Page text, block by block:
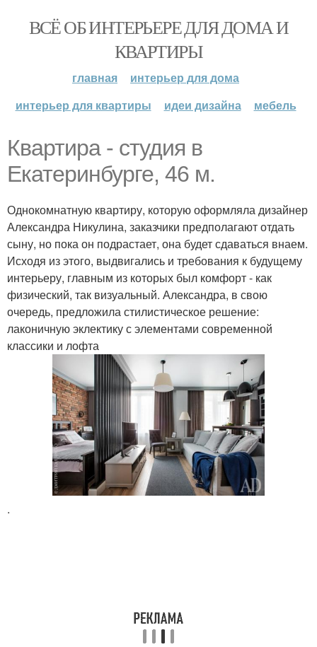
ВСЁ ОБ ИНТЕРЬЕРЕ ДЛЯ ДОМА И
КВАРТИРЫ
главная
интерьер для дома
интерьер для квартиры
идеи дизайна мебель
Квартира - студия в
Екатеринбурге, 46 м.
Однокомнатную квартиру, которую оформляла дизайнер
Александра Никулина, заказчики предполагают отдать
сыну, но пока он подрастает, она будет сдаваться внаем.
Исходя из этого, выдвигались и требования к будущему
интерьеру, главным из которых был комфорт - как
физический, так визуальный. Александра, в свою
очередь, предложила стилистическое решение:
лаконичную эклектику с элементами современной
классики и лофта
.